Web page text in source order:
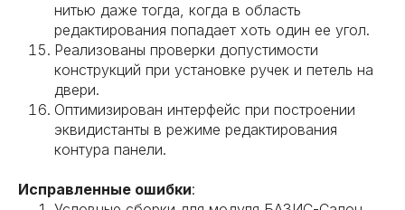
нитью даже тогда, когда в область
редактирования попадает хоть один ее угол.
Реализованы проверки допустимости
конструкций при установке ручек и петель на
двери.
Оптимизирован интерфейс при построении
эквидистанты в режиме редактирования
контура панели.
Исправленные ошибки: